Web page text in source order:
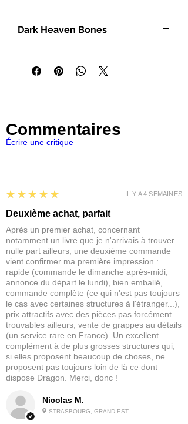
Figurines vendues non peintes et
Les figurines Reaper Miniatures sont
Hackmaster, Frostgrave, Savage
Worlds, Ranger Of The Shadow
pas à un enfant de moins de 14 ans.
Dark Heaven Bones
- Bases intégrales
Commentaires
Écrire une critique
Nicolas M.
STRASBOURG, GRAND-EST
5
★★★★★
Deuxième achat, parfait
Après un premier achat, concernant
notamment un livre que je n'arrivais à trouver
nulle part ailleurs, une deuxième commande
vient confirmer ma première impression :
rapide (commande le dimanche après-midi,
annonce du départ le lundi), bien emballé,
commande complète (ce qui n'est pas toujours
le cas avec certaines structures à l'étranger...),
prix attractifs avec des pièces pas forcément
trouvables ailleurs, vente de grappes au détails
(un service rare en France). Un excellent
complément à de plus grosses structures qui,
si elles proposent beaucoup de choses, ne
proposent pas toujours loin de là ce dont
dispose Dragon. Merci, donc !
IL Y A 4 SEMAINES